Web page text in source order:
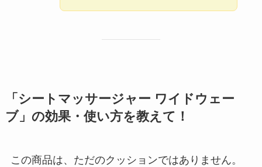
「シートマッサージャー ワイドウェー
ブ」の効果・使い方を教えて！
この商品は、ただのクッションではありません。